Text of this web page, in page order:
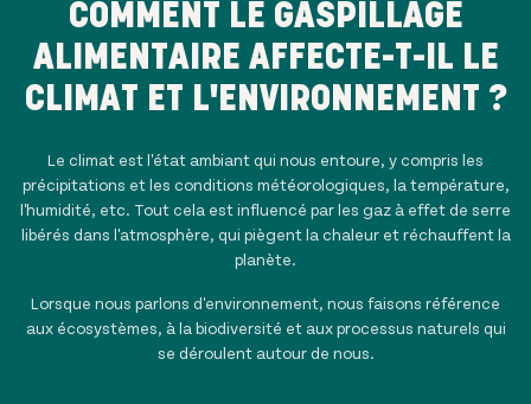
COMMENT LE GASPILLAGE
ALIMENTAIRE AFFECTE-T-IL LE
CLIMAT ET L'ENVIRONNEMENT ?
Le climat est l'état ambiant qui nous entoure, y compris les
précipitations et les conditions météorologiques, la température,
l'humidité, etc. Tout cela est influencé par les gaz à effet de serre
libérés dans l'atmosphère, qui piègent la chaleur et réchauffent la
planète.
Lorsque nous parlons d'environnement, nous faisons référence
aux écosystèmes, à la biodiversité et aux processus naturels qui
se déroulent autour de nous.